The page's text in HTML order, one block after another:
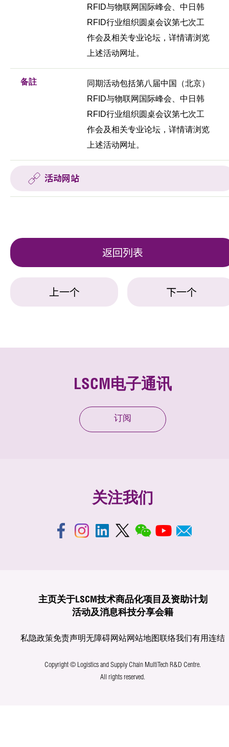
RFID与物联网国际峰会、中日韩
RFID行业组织圆桌会议第七次工
作会及相关专业论坛，详情请浏览
上述活动网址。
备註
同期活动包括第八届中国（北京）
RFID与物联网国际峰会、中日韩
RFID行业组织圆桌会议第七次工
作会及相关专业论坛，详情请浏览
上述活动网址。
活动网站
返回列表
上一个 下一个
LSCM电子通讯
订阅
关注我们
主页关于LSCM技术商品化项目及资助计划
活动及消息科技分享会籍
私隐政策免责声明无障碍网站网站地图联络我们有用连结
Copyright © Logistics and Supply Chain MultiTech R&D Centre.
All rights reserved.